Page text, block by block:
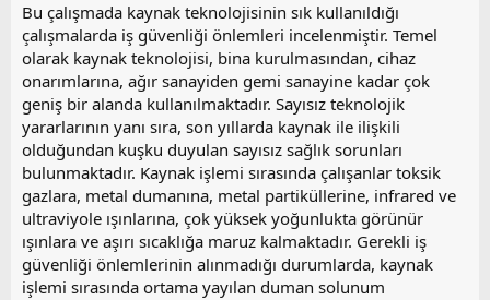
a
ş
l
a
t
a
n
ı
ç
t
a
r
i
h
i
Bu çalışmada kaynak teknolojisinin sık kullanıldığı
çalışmalarda iş güvenliği önlemleri incelenmiştir. Temel
olarak kaynak teknolojisi, bina kurulmasından, cihaz
onarımlarına, ağır sanayiden gemi sanayine kadar çok
geniş bir alanda kullanılmaktadır. Sayısız teknolojik
yararlarının yanı sıra, son yıllarda kaynak ile ilişkili
olduğundan kuşku duyulan sayısız sağlık sorunları
bulunmaktadır. Kaynak işlemi sırasında çalışanlar toksik
gazlara, metal dumanına, metal partiküllerine, infrared ve
ultraviyole ışınlarına, çok yüksek yoğunlukta görünür
ışınlara ve aşırı sıcaklığa maruz kalmaktadır. Gerekli iş
güvenliği önlemlerinin alınmadığı durumlarda, kaynak
işlemi sırasında ortama yayılan duman solunum